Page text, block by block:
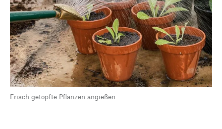
Frisch getopfte Pflanzen angießen